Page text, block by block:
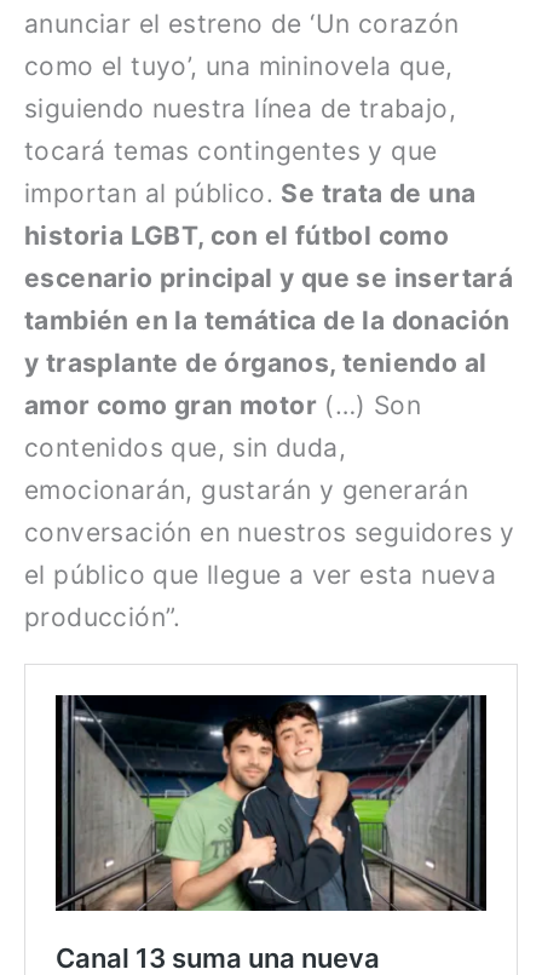
anunciar el estreno de ‘Un corazón
como el tuyo’, una mininovela que,
siguiendo nuestra línea de trabajo,
tocará temas contingentes y que
importan al público. Se trata de una
historia LGBT, con el fútbol como
escenario principal y que se insertará
también en la temática de la donación
y trasplante de órganos, teniendo al
amor como gran motor (…) Son
contenidos que, sin duda,
emocionarán, gustarán y generarán
conversación en nuestros seguidores y
el público que llegue a ver esta nueva
producción”.